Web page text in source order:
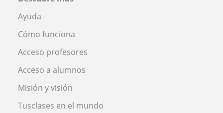
Ayuda
Cómo funciona
Acceso profesores
Acceso a alumnos
Misión y visión
Tusclases en el mundo